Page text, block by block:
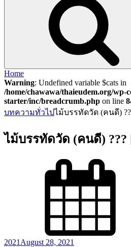
Home
Warning: Undefined variable $cats in
/home/chawawa/thaieudem.org/wp-
starter/inc/breadcrumb.php on line
บทความทั่วไปไม้บรรทัดวัด (คนดี)
ไม้บรรทัดวัด (คนดี)
2021 August 28, 2021